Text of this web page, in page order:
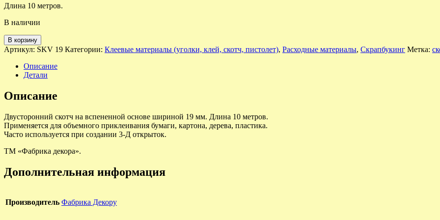
Длина 10 метров.
В наличии
В корзину
Артикул: SKV 19 Категории: Клеевые материалы (уголки, клей, скотч, пистолет), Расходные материалы, Скрапбукинг Метка:
Описание
Детали
Описание
Двусторонний скотч на вспененной основе шириной 19 мм. Длина 10 метров.
Применяется для объемного приклеивания бумаги, картона, дерева, пластика.
Часто используется при создании 3-Д открыток.
ТМ «Фабрика декора».
Дополнительная информация
Производитель Фабрика Декору